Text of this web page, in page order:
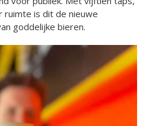
ruimte is dit de nieuwe
goddelijke bieren.